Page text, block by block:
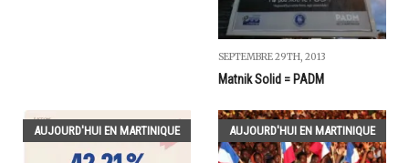
SEPTEMBRE 29TH, 2013
Matnik Solid = PADM
AUJOURD'HUI EN MARTINIQUE AUJOURD'HUI EN MARTINIQUE